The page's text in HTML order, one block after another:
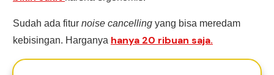
Sudah ada fitur noise cancelling yang bisa meredam
kebisingan. Harganya hanya 20 ribuan saja.